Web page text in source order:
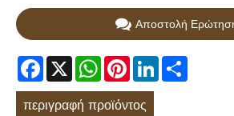
Αποστολή
Facebook
X WhatsApp
PinterestLinkedIn
περιγραφή προϊόντος